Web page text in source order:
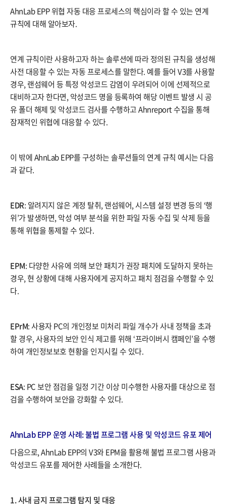
AhnLab EPP 위협 자동 대응 프로세스의 핵심이라 할 수 있는 연계
규칙에 대해 알아보자.
연계 규칙이란 사용하고자 하는 솔루션에 따라 정의된 규칙을 생성해
사전 대응할 수 있는 자동 프로세스를 말한다. 예를 들어 V3를 사용할
경우, 랜섬웨어 등 특정 악성코드 감염이 우려되어 이에 선제적으로
대비하고자 한다면, 악성코드 명을 등록하여 해당 이벤트 발생 시 공
유 폴더 해제 및 악성코드 검사를 수행하고 Ahnreport 수집을 통해
잠재적인 위협에 대응할 수 있다.
이 밖에 AhnLab EPP를 구성하는 솔루션들의 연계 규칙 예시는 다음
과 같다.
EDR: 알려지지 않은 계정 탈취, 랜섬웨어, 시스템 설정 변경 등의 ‘행
위’가 발생하면, 악성 여부 분석을 위한 파일 자동 수집 및 삭제 등을
통해 위협을 통제할 수 있다.
EPM: 다양한 사유에 의해 보안 패치가 권장 패치에 도달하지 못하는
경우, 현 상황에 대해 사용자에게 공지하고 패치 점검을 수행할 수 있
다.
EPrM: 사용자 PC의 개인정보 미처리 파일 개수가 사내 정책을 초과
할 경우, 사용자의 보안 인식 제고를 위해 ‘프라이버시 캠페인’을 수행
하여 개인정보보호 현황을 인지시킬 수 있다.
ESA: PC 보안 점검을 일정 기간 이상 미수행한 사용자를 대상으로 점
검을 수행하여 보안을 강화할 수 있다.
AhnLab EPP 운영 사례: 불법 프로그램 사용 및 악성코드 유포 제어
다음으로, AhnLab EPP의 V3와 EPM을 활용해 불법 프로그램 사용과
악성코드 유포를 제어한 사례들을 소개한다.
1. 사내 금지 프로그램 탐지 및 대응